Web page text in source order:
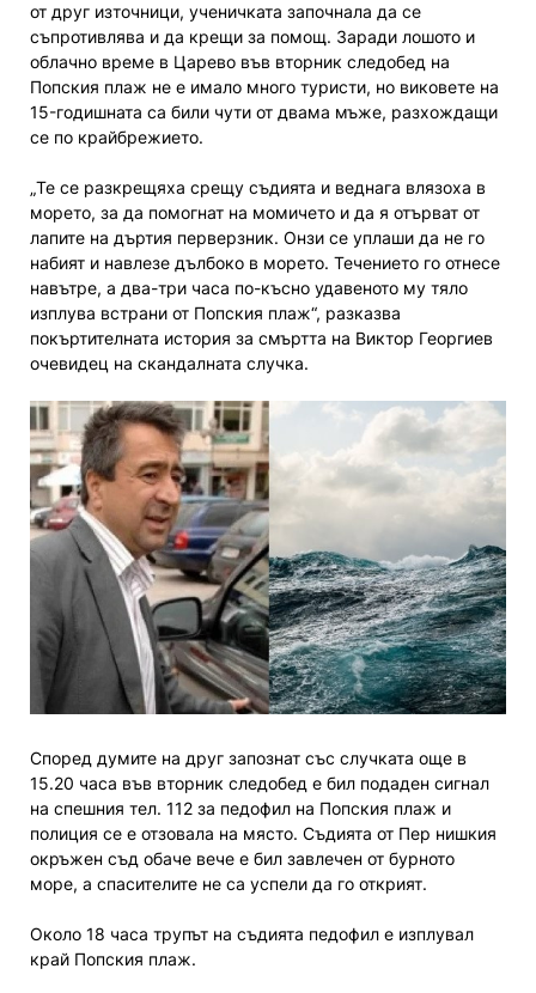
от друг източници, ученичката започнала да се
съпротивлява и да крещи за помощ. Заради лошото и
облачно време в Царево във вторник следобед на
Попския плаж не е имало много туристи, но виковете на
15-годишната са били чути от двама мъже, разхождащи
се по крайбрежието.
„Те се разкрещяха срещу съдията и веднага влязоха в
морето, за да помогнат на момичето и да я отърват от
лапите на дъртия перверзник. Онзи се уплаши да не го
набият и навлезе дълбоко в морето. Течението го отнесе
навътре, а два-три часа по-късно удавеното му тяло
изплува встрани от Попския плаж“, разказва
покъртителната история за смъртта на Виктор Георгиев
очевидец на скандалната случка.
Според думите на друг запознат със случката още в
15.20 часа във вторник следобед е бил подаден сигнал
на спешния тел. 112 за педофил на Попския плаж и
полиция се е отзовала на място. Съдията от Пер нишкия
окръжен съд обаче вече е бил завлечен от бурното
море, а спасителите не са успели да го открият.
Около 18 часа трупът на съдията педофил е изплувал
край Попския плаж.